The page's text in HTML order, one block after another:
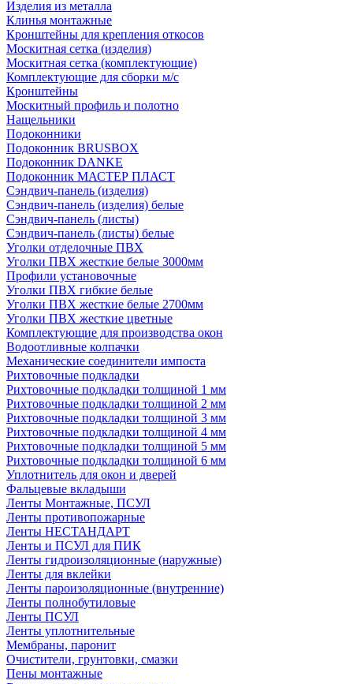
Изделия из металла
Клинья монтажные
Кронштейны для крепления откосов
Москитная сетка (изделия)
Москитная сетка (комплектующие)
Комплектующие для сборки м/с
Кронштейны
Москитный профиль и полотно
Нащельники
Подоконники
Подоконник BRUSBOX
Подоконник DANKE
Подоконник МАСТЕР ПЛАСТ
Сэндвич-панель (изделия)
Сэндвич-панель (изделия) белые
Сэндвич-панель (листы)
Сэндвич-панель (листы) белые
Уголки отделочные ПВХ
Уголки ПВХ жесткие белые 3000мм
Профили установочные
Уголки ПВХ гибкие белые
Уголки ПВХ жесткие белые 2700мм
Уголки ПВХ жесткие цветные
Комплектующие для производства окон
Водоотливные колпачки
Механические соединители импоста
Рихтовочные подкладки
Рихтовочные подкладки толщиной 1 мм
Рихтовочные подкладки толщиной 2 мм
Рихтовочные подкладки толщиной 3 мм
Рихтовочные подкладки толщиной 4 мм
Рихтовочные подкладки толщиной 5 мм
Рихтовочные подкладки толщиной 6 мм
Уплотнитель для окон и дверей
Фальцевые вкладыши
Ленты Монтажные, ПСУЛ
Ленты противопожарные
Ленты НЕСТАНДАРТ
Ленты и ПСУЛ для ПИК
Ленты гидроизоляционные (наружные)
Ленты для вклейки
Ленты пароизоляционные (внутренние)
Ленты полнобутиловые
Ленты ПСУЛ
Ленты уплотнительные
Мембраны, паронит
Очистители, грунтовки, смазки
Пены монтажные